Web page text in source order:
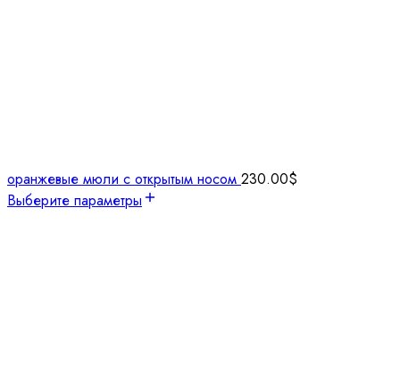
оранжевые мюли с открытым носом 230.00$
Выберите параметры